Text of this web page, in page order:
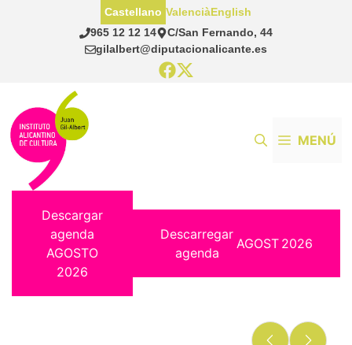
965 12 12 14
C/San Fernando, 44
gilalbert@diputacionalicante.es
Castellano ValenciàEnglish
MENÚ
Descargar
agenda
AGOSTO
2026
Descarregar
agenda
AGOST 2026